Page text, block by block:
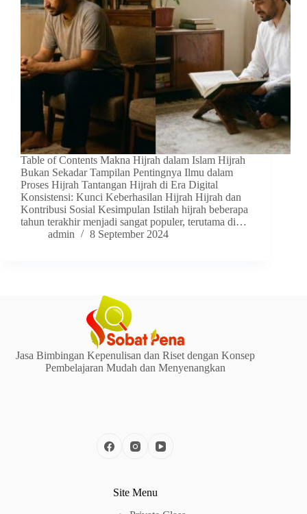
Table of Contents Makna Hijrah dalam Islam Hijrah
Bukan Sekadar Tampilan Pentingnya Ilmu dalam
Proses Hijrah Tantangan Hijrah di Era Digital
Konsistensi: Kunci Keberhasilan Hijrah Hijrah dan
Kontribusi Sosial Kesimpulan Istilah hijrah beberapa
tahun terakhir menjadi sangat populer, terutama di…
admin
8 September 2024
Jasa Bimbingan Kepenulisan dan Riset dengan Konsep
Pembelajaran Mudah dan Menyenangkan
Site Menu